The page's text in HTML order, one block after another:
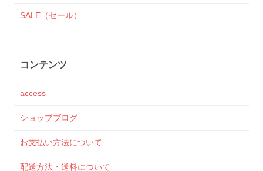
SALE（セール）
コンテンツ
access
ショップブログ
お支払い方法について
配送方法・送料について